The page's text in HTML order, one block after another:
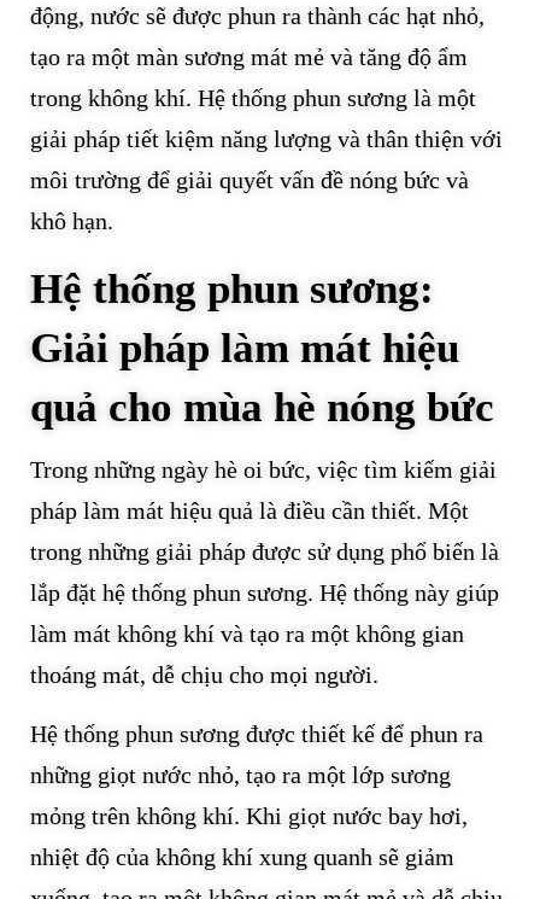
động, nước sẽ được phun ra thành các hạt nhỏ,
tạo ra một màn sương mát mẻ và tăng độ ẩm
trong không khí. Hệ thống phun sương là một
giải pháp tiết kiệm năng lượng và thân thiện với
môi trường để giải quyết vấn đề nóng bức và
khô hạn.
Hệ thống phun sương:
Giải pháp làm mát hiệu
quả cho mùa hè nóng bức
Trong những ngày hè oi bức, việc tìm kiếm giải
pháp làm mát hiệu quả là điều cần thiết. Một
trong những giải pháp được sử dụng phổ biến là
lắp đặt hệ thống phun sương. Hệ thống này giúp
làm mát không khí và tạo ra một không gian
thoáng mát, dễ chịu cho mọi người.
Hệ thống phun sương được thiết kế để phun ra
những giọt nước nhỏ, tạo ra một lớp sương
mỏng trên không khí. Khi giọt nước bay hơi,
nhiệt độ của không khí xung quanh sẽ giảm